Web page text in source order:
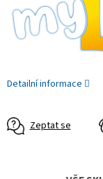
Detailní informace
Zeptat se